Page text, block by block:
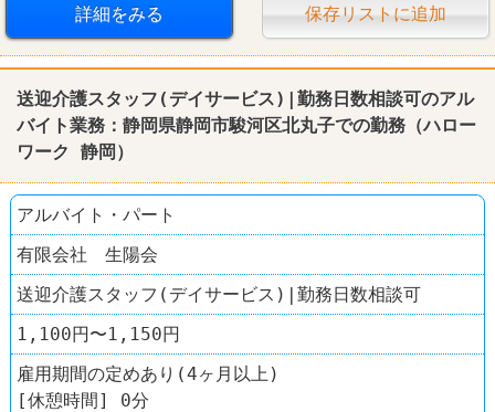
詳細をみる 保存リストに追加
送迎介護スタッフ(デイサービス)|勤務日数相談可のアル
バイト業務： 静岡県静岡市駿河区北丸子での勤務（ハロー
ワーク
静岡 ）
アルバイト・パート
有限会社 生陽会
送迎介護スタッフ(デイサービス)|勤務日数相談可
1,100円〜1,150円
雇用期間の定めあり(4ヶ月以上)
[休憩時間] 0分